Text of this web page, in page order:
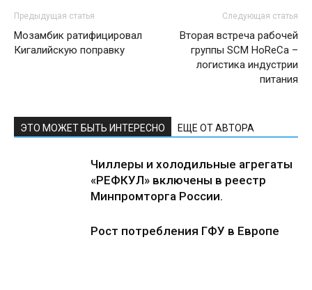
Предыдущая статья
Мозамбик ратифицировал
Кигалийскую поправку
Следующая статья
Вторая встреча рабочей
группы SCM HoReCa –
логистика индустрии
питания
ЭТО МОЖЕТ БЫТЬ ИНТЕРЕСНО ЕЩЕ ОТ АВТОРА
Чиллеры и холодильные агрегаты
«РЕФКУЛ» включены в реестр
Минпромторга России.
Рост потребления ГФУ в Европе